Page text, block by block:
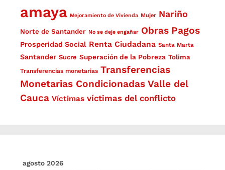
amaya Mejoramiento de Vivienda Mujer Nariño
Norte de Santander No se deje engañar Obras Pagos
Prosperidad Social Renta Ciudadana Santa Marta
Santander Sucre Superación de la Pobreza Tolima
Transferencias monetarias Transferencias
Monetarias Condicionadas Valle del
Cauca Víctimas víctimas del conflicto
agosto 2026